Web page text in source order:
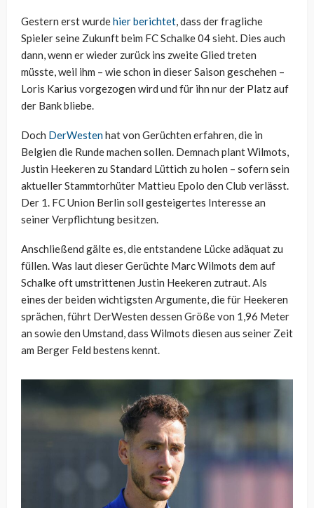
Gestern erst wurdehier berichtet, dass der fragliche
Spieler seine Zukunft beim FC Schalke 04 sieht. Dies auch
dann, wenn er wieder zurück ins zweite Glied treten
müsste, weil ihm – wie schon in dieser Saison geschehen –
Loris Karius vorgezogen wird und für ihn nur der Platz auf
der Bank bliebe.
Doch DerWestenhat von Gerüchten erfahren, die in
Belgien die Runde machen sollen. Demnach plant Wilmots,
Justin Heekeren zu Standard Lüttich zu holen – sofern sein
aktueller Stammtorhüter Mattieu Epolo den Club verlässt.
Der 1. FC Union Berlin soll gesteigertes Interesse an
seiner Verpflichtung besitzen.
Anschließend gälte es, die entstandene Lücke adäquat zu
füllen. Was laut dieser Gerüchte Marc Wilmots dem auf
Schalke oft umstrittenen Justin Heekeren zutraut. Als
eines der beiden wichtigsten Argumente, die für Heekeren
sprächen, führt DerWesten dessen Größe von 1,96 Meter
an sowie den Umstand, dass Wilmots diesen aus seiner Zeit
am Berger Feld bestens kennt.